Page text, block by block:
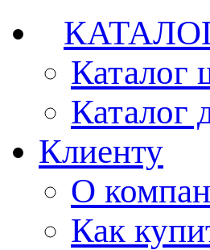
Каталог
Каталог
Клиенту
О
Как